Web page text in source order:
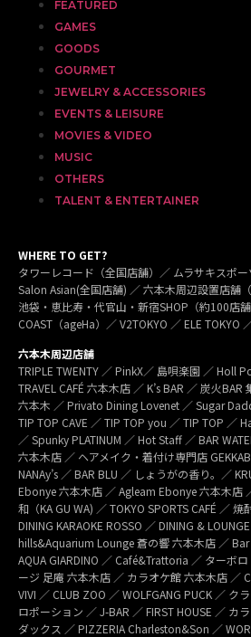
FEATURED
GAMES
GOODS
GOURMET
JEWELRY & ACCESSORIES
EVENTS & LEISURE
MOVIES & VIDEO
MUSIC
OTHERS
TALENT & ENTERTAINER
WHERE TO GET?
タワーレコード（全国店舗）／ ムラサキスポ
Salon Asian(全国店舗) ／ 六本木周辺設置店舗
池袋・恵比寿・代官山・新宿SHOP（約100店
COAST（ageHa）／ V2TOKYO ／ ELE TOKYO
六本木周辺店舗
TRIPLE TWENTY ／ PinkX／ 島唄楽園 ／ Holl
TRAVEL CAFÉ 六本木店 ／ K’s BAR ／ 炭火
六本木 ／ Privato Dining Lovenet ／ Sugar
TIP TOP CAVE ／ TIP TOP you ／ TIP TOP ／
／ Spunky PLATINUM ／ Hot Staff ／ BAR
六本木店 ／ ヘアメイク・着付け専門店
NANAy’s ／ BAR BLU ／ しょうがの香り。／
Ebonye 六本木店 ／ Agleam Ebonye 六本木店
和（KA GU WA) ／ TOKYO SPORTS CAFÉ ／ 焼
DINING KARAOKE ROSSO ／ DINING &
hills&Aquarium Lounge 蒼の響 六本木店 ／
AQUA GIARDINO ／ Café&Trattoria ／ ターボ
ージ 足庵 六本木店 ／ カラオケ館 六本木店 ／
VIVI ／ CLUB ZOO ／ WOLFGANG PUCK ／ ク
ロポーション ／ J-BAR ／ FIRST HOUSE ／ カ
ダックス ／ PIZZERIA Charleston&Son ／